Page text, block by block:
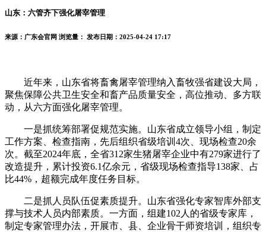
山东：六管齐下强化屠宰管理
来源：广东会官网 浏览量： 发布日期：2025-04-24 17:17
近年来，山东省将畜禽屠宰管理纳入畜牧强省建设大局，
聚焦保障公共卫生安全和畜产品质量安全，高位推动、多方联
动，从六方面强化屠宰管理。
一是抓统筹部署促规范实施。山东省成立领导小组，制定
工作方案、检查指南，先后组织省级培训4次、现场检查20余
次。截至2024年底，全省312家生猪屠宰企业中有279家进行了
改造提升，累计投资6.1亿余元，省级现场检查指导138家、占
比44%，超额完成年度任务目标。
二是抓人员队伍促素质提升。山东省强化专家智库外部支
撑与技术人员内部素质。一方面，组建102人的省级专家库，
制定专家管理办法，开展市、县、企业骨干师资培训，组织专